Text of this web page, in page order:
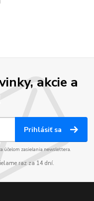
akcie a
Prihlásiť sa
účelom zasielania newslettera.
raz za 14 dní.